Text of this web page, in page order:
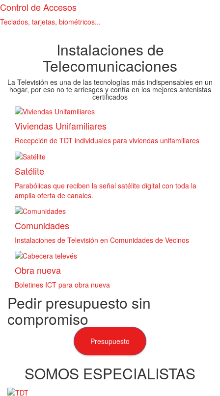
Control de Accesos
Teclados, tarjetas, biométricos...
Instalaciones de
Telecomunicaciones
La Televisión es una de las tecnologías más indispensables en un
hogar, por eso no te arriesges y confía en los mejores antenistas
certificados
Viviendas Unifamiliares
Recepción de TDT individuales para viviendas unifamiliares
Satélite
Parabólicas que reciben la señal satélite digital con toda la
amplia oferta de canales.
Comunidades
Instalaciones de Televisión en Comunidades de Vecinos
Obra nueva
Boletines ICT para obra nueva
Pedir presupuesto sin
compromiso
Presupuesto
SOMOS ESPECIALISTAS